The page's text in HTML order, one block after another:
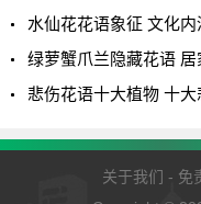
水仙花花语象征 文化
绿萝蟹爪兰隐藏花语
悲伤花语十大植物 十
关于我们 - 免